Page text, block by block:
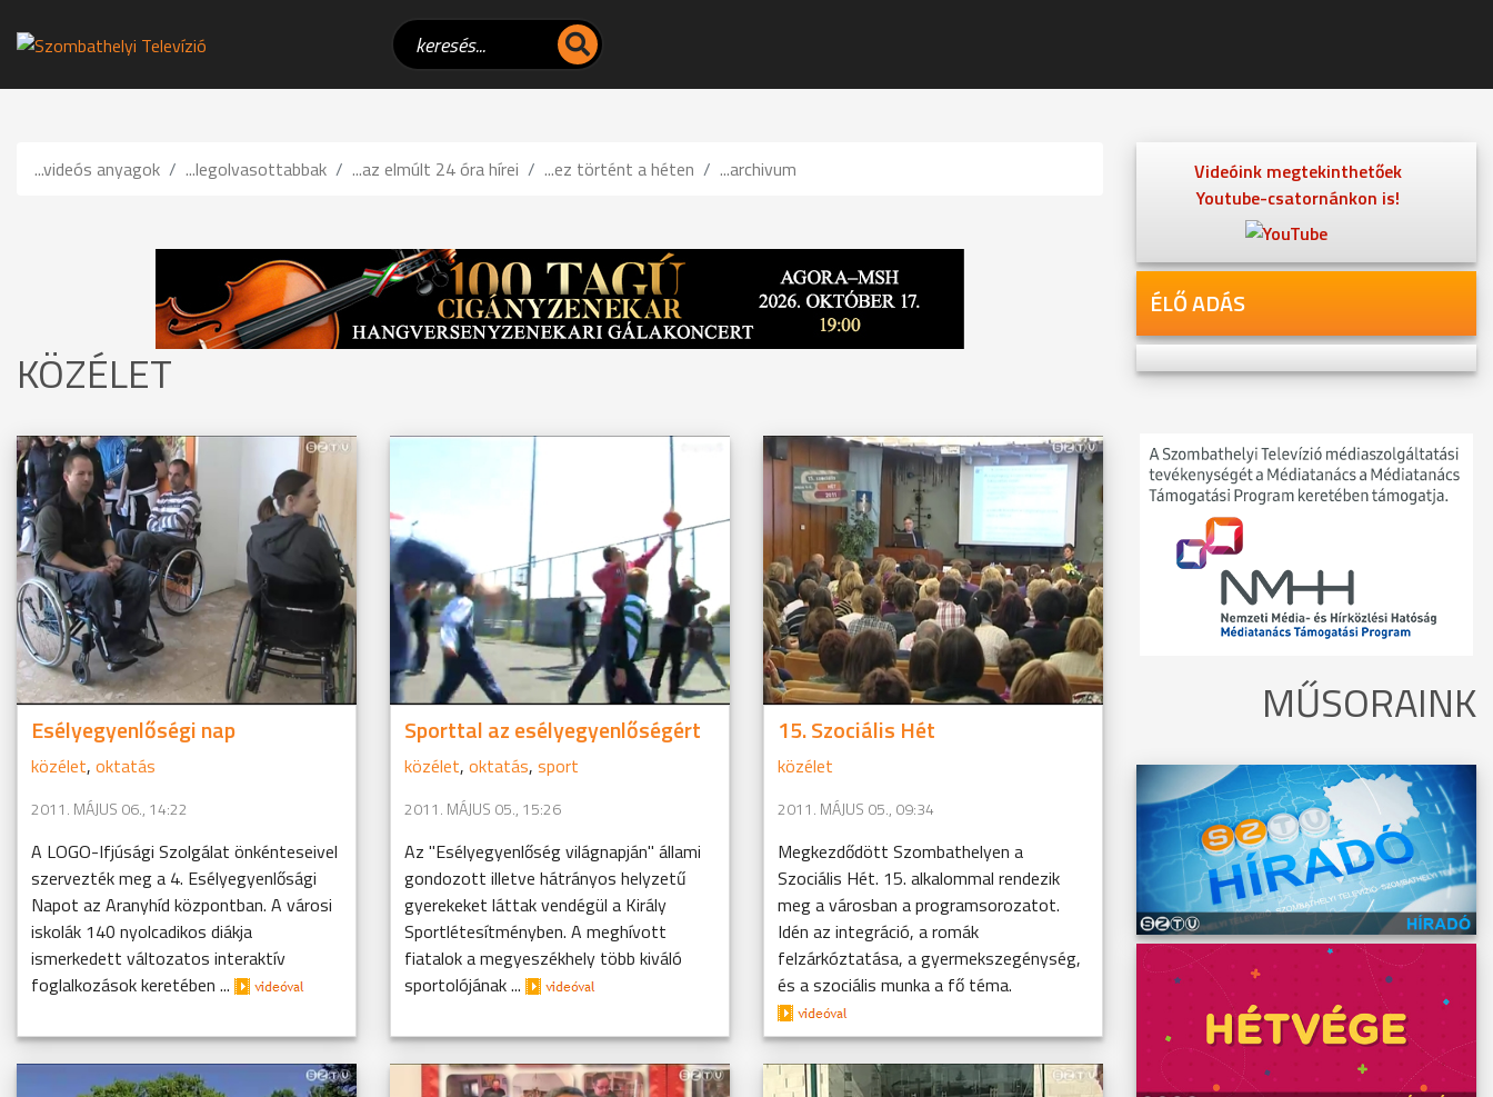
...videós anyagok ...legolvasottabbak ...az elmúlt 24 óra hírei ...ez történt a héten ...archivum
KÖZÉLET
Esélyegyenlőségi nap
közélet, oktatás
2011. MÁJUS 06., 14:22
A LOGO-Ifjúsági Szolgálat önkénteseivel
szervezték meg a 4. Esélyegyenlősági
Napot az Aranyhíd központban. A városi
iskolák 140 nyolcadikos diákja
ismerkedett változatos interaktív
foglalkozások keretében ...
Sporttal az esélyegyenlőségért
közélet, oktatás, sport
2011. MÁJUS 05., 15:26
Az "Esélyegyenlőség világnapján" állami
gondozott illetve hátrányos helyzetű
gyerekeket láttak vendégül a Király
Sportlétesítményben. A meghívott
fiatalok a megyeszékhely több kiváló
sportolójának ...
15. Szociális Hét
közélet
2011. MÁJUS 05., 09:34
Megkezdődött Szombathelyen a
Szociális Hét. 15. alkalommal rendezik
meg a városban a programsorozatot.
Idén az integráció, a romák
felzárkóztatása, a gyermekszegénység,
és a szociális munka a fő téma.
Videóink megtekinthetőek
Youtube-csatornánkon is!
ÉLŐ ADÁS
MŰSORAINK